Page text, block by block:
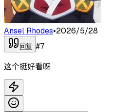
Ansel Rhodes•2026/5/28
回复 #7
这个挺好看呀